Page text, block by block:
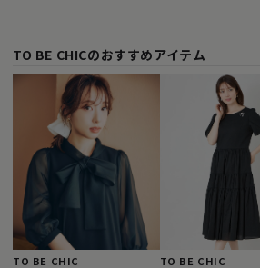
TO BE CHICのおすすめアイテム
TO BE CHIC
TO BE CHIC